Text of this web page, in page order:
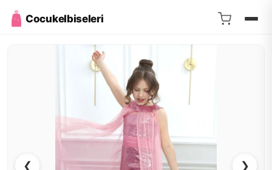
Cocukelbiseleri
❮ ❯